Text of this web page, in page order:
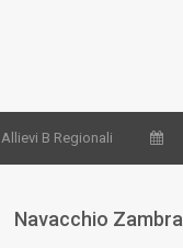
Allievi B Regionali
Navacchio Zambra